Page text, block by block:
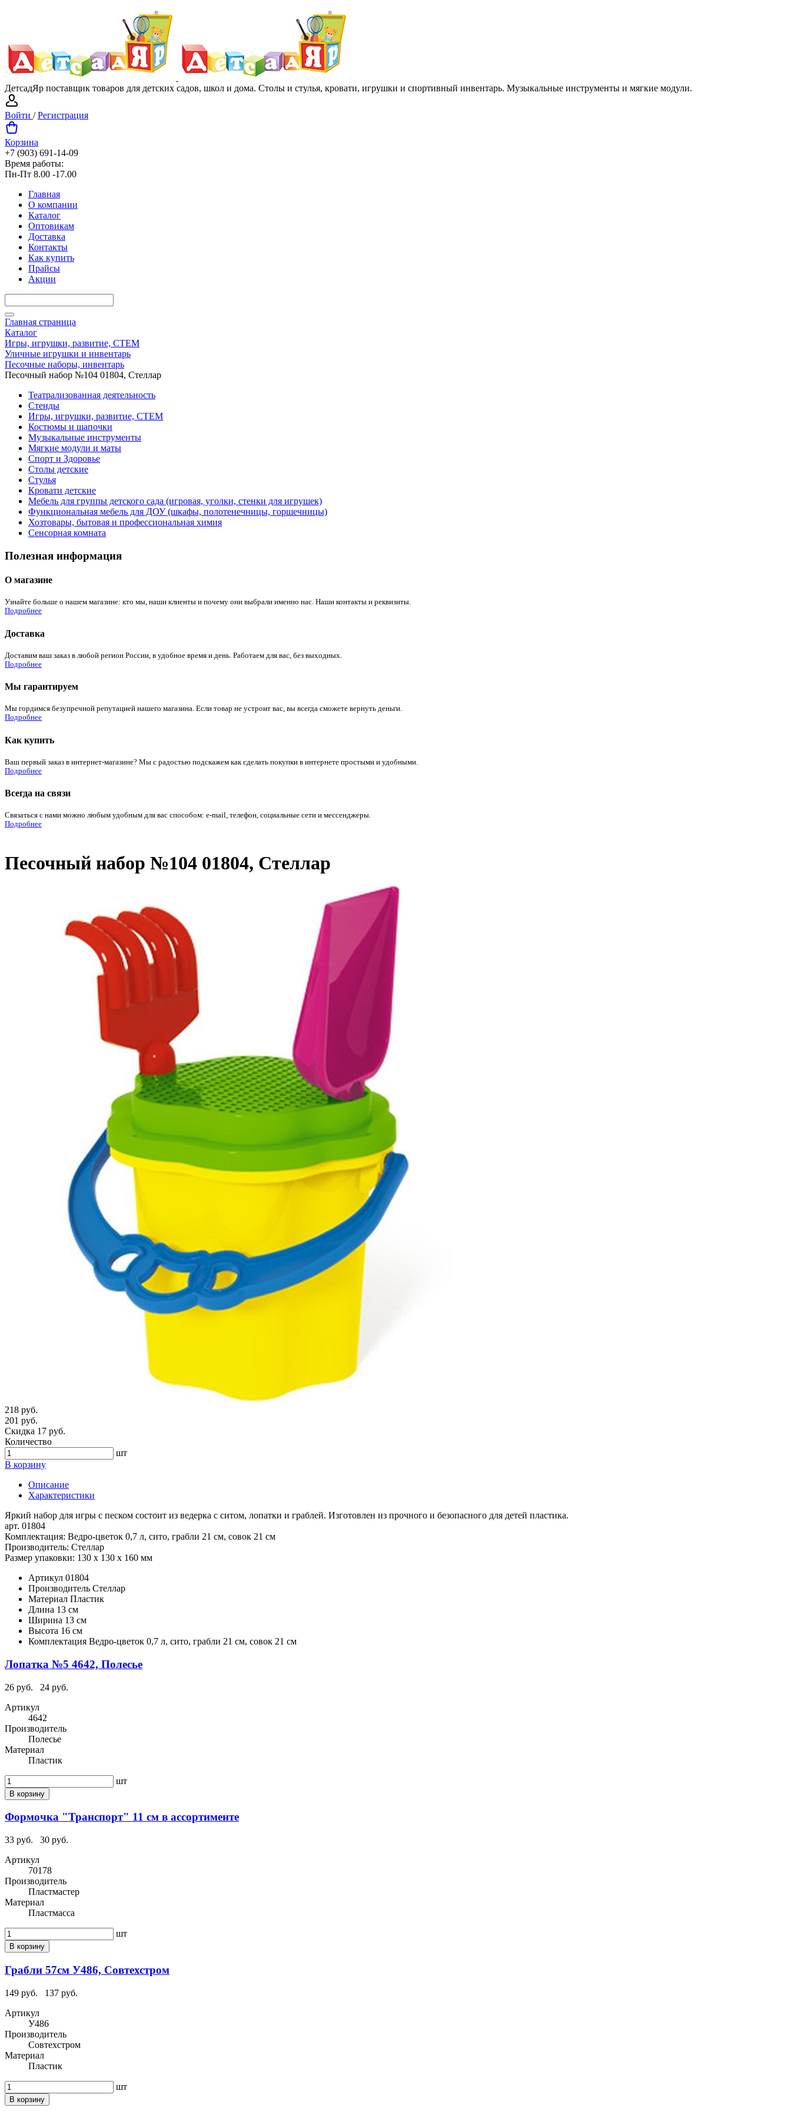
ДетсадЯр поставщик товаров для детских садов, школ и дома. Столы и стулья, кровати, игрушки и спортивный инвентарь. Музыкальные инструменты и мягкие модули.
Войти /Регистрация
Корзина
+7 (903) 691-14-09
Время работы:
Пн-Пт 8.00 -17.00
Главная
О компании
Каталог
Оптовикам
Доставка
Контакты
Как купить
Прайсы
Акции
Главная страница
Каталог
Игры, игрушки, развитие, СТЕМ
Уличные игрушки и инвентарь
Песочные наборы, инвентарь
Песочный набор №104 01804, Стеллар
Театрализованная деятельность
Стенды
Игры, игрушки, развитие, СТЕМ
Костюмы и шапочки
Музыкальные инструменты
Мягкие модули и маты
Спорт и Здоровье
Столы детские
Стулья
Кровати детские
Мебель для группы детского сада (игровая, уголки, стенки для игрушек)
Функциональная мебель для ДОУ (шкафы, полотенечницы, горшечницы)
Хозтовары, бытовая и профессиональная химия
Сенсорная комната
Полезная информация
О магазине
Узнайте больше о нашем магазине: кто мы, наши клиенты и почему они выбрали именно нас. Наши контакты и реквизиты.
Подробнее
Доставка
Доставим ваш заказ в любой регион России, в удобное время и день. Работаем для вас, без выходных.
Подробнее
Мы гарантируем
Мы гордимся безупречной репутацией нашего магазина. Если товар не устроит вас, вы всегда сможете вернуть деньги.
Подробнее
Как купить
Ваш первый заказ в интернет-магазине? Мы с радостью подскажем как сделать покупки в интернете простыми и удобными.
Подробнее
Всегда на связи
Связаться с нами можно любым удобным для вас способом: e-mail, телефон, социальные сети и мессенджеры.
Подробнее
Песочный набор №104 01804, Стеллар
218 руб.
201 руб.
Скидка 17 руб.
Количество
шт
В корзину
Описание
Характеристики
Яркий набор для игры с песком состоит из ведерка с ситом, лопатки и граблей. Изготовлен из прочного и безопасного для детей пластика.
арт. 01804
Комплектация: Ведро-цветок 0,7 л, сито, грабли 21 см, совок 21 см
Производитель: Стеллар
Размер упаковки: 130 х 130 х 160 мм
Артикул 01804
Производитель Стеллар
Материал Пластик
Длина 13 см
Ширина 13 см
Высота 16 см
Комплектация Ведро-цветок 0,7 л, сито, грабли 21 см, совок 21 см
Лопатка №5 4642, Полесье
26 руб.
24 руб.
Артикул
4642
Производитель
Полесье
Материал
Пластик
шт
В корзину
Формочка "Транспорт" 11 см в ассортименте
33 руб.
30 руб.
Артикул
70178
Производитель
Пластмастер
Материал
Пластмасса
шт
В корзину
Грабли 57см У486, Совтехстром
149 руб.
137 руб.
Артикул
У486
Производитель
Совтехстром
Материал
Пластик
шт
В корзину